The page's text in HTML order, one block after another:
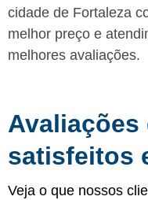
cidade de Fortaleza
melhor preço e
melhores avaliações.
satisfeitos
Veja o que nossos